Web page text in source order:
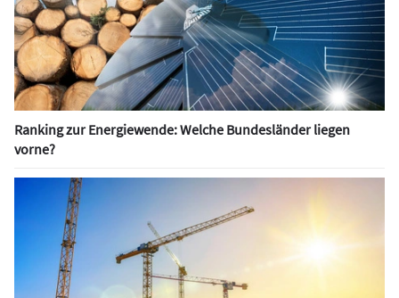
Ranking zur Energiewende: Welche Bundesländer liegen
vorne?